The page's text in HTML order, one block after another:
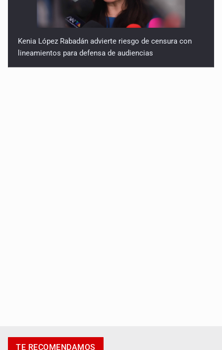
Kenia López Rabadán advierte riesgo de censura con
lineamientos para defensa de audiencias
en Oblatos
TE RECOMENDAMOS